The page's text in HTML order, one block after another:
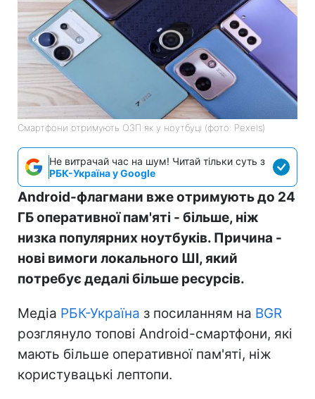
Смартфони отримують ОЗП як у ноутбуці (фото: Pexels)
Не витрачай час на шум! Читай тільки суть з
РБК-Україна у Google
Android-флагмани вже отримують до 24
ГБ оперативної пам'яті - більше, ніж
низка популярних ноутбуків. Причина -
нові вимоги локального ШІ, який
потребує дедалі більше ресурсів.
Медіа РБК-Україна з посиланням на BGR
розглянуло топові Android-смартфони, які
мають більше оперативної пам'яті, ніж
користувацькі лептопи.